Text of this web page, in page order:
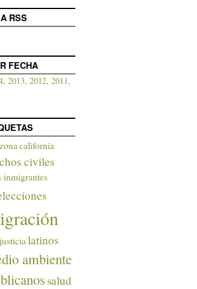
RSS
FECHA
2013, 2012, 2011,
california
civiles
inmigrantes
justicialatinos
ambiente
salud